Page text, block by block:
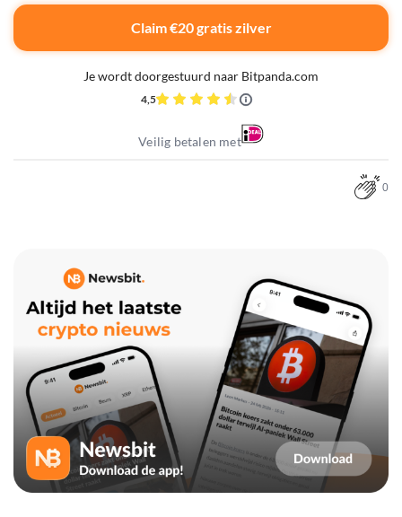
Claim €20 gratis zilver
Je wordt doorgestuurd naar Bitpanda.com
4,5
Veilig betalen met
0